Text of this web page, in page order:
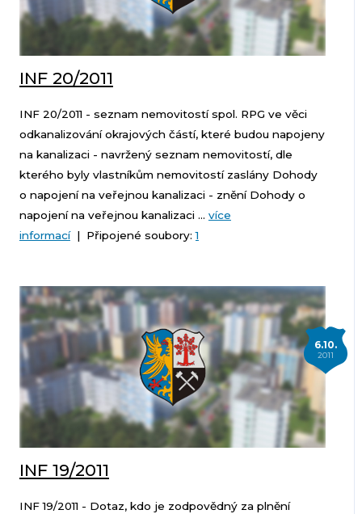
INF 20/2011
INF 20/2011 - seznam nemovitostí spol. RPG ve věci
odkanalizování okrajových částí, které budou napojeny
na kanalizaci - navržený seznam nemovitostí, dle
kterého byly vlastníkům nemovitostí zaslány Dohody
o napojení na veřejnou kanalizaci - znění Dohody o
napojení na veřejnou kanalizaci ... více
informací| Připojené soubory:1
6.10.
2011
INF 19/2011
INF 19/2011 - Dotaz, kdo je zodpovědný za plnění